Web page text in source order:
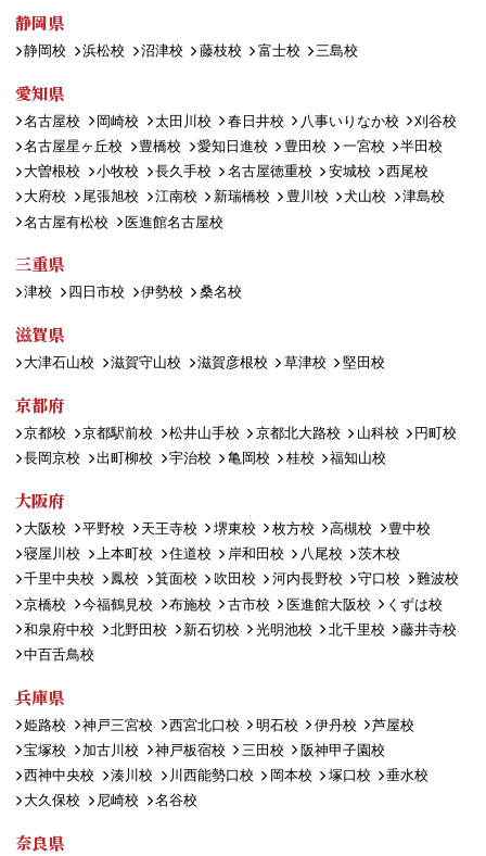
静岡県
静岡校 浜松校 沼津校 藤枝校 富士校 三島校
愛知県
名古屋校 岡崎校 太田川校 春日井校 八事いりなか校
刈谷校
名古屋星ヶ丘校
豊橋校 愛知日進校 豊田校 一宮校
半田校
大曽根校
小牧校 長久手校 名古屋徳重校 安城校
西尾校
大府校
尾張旭校 江南校 新瑞橋校 豊川校 犬山校
津島校
名古屋有松校
医進館名古屋校
三重県
津校 四日市校 伊勢校 桑名校
滋賀県
大津石山校 滋賀守山校 滋賀彦根校 草津校 堅田校
京都府
京都校 京都駅前校 松井山手校 京都北大路校 山科校
円町校
長岡京校
出町柳校 宇治校 亀岡校 桂校 福知山校
大阪府
大阪校 平野校 天王寺校 堺東校 枚方校 高槻校
豊中校
寝屋川校
上本町校 住道校 岸和田校 八尾校
茨木校
千里中央校
鳳校 箕面校 吹田校 河内長野校 守口校
難波校
京橋校
今福鶴見校 布施校 古市校 医進館大阪校
くずは校
和泉府中校
北野田校 新石切校 光明池校 北千里校
藤井寺校
中百舌鳥校
兵庫県
姫路校 神戸三宮校 西宮北口校 明石校 伊丹校
芦屋校
宝塚校
加古川校 神戸板宿校 三田校
阪神甲子園校
西神中央校
湊川校 川西能勢口校 岡本校 塚口校
垂水校
大久保校
尼崎校 名谷校
奈良県